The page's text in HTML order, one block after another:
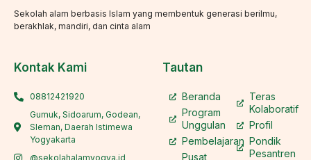
Sekolah alam berbasis Islam yang membentuk generasi berilmu,
berakhlak, mandiri, dan cinta alam
Kontak Kami
08812421920
Gumuk, Sidoarum, Godean,
Sleman, Daerah Istimewa
Yogyakarta
@sekolahalamyogya.id
Tautan
Beranda
Program
Unggulan
Pembelajaran
Pusat
Teras
Kolaboratif
Profil
Pondik
Pesantren